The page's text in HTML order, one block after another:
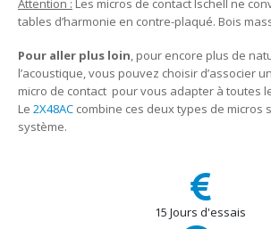
tables d’harmonie en contre-plaqué. Bois
Pour aller plus loin, pour encore plus de
l’acoustique, vous pouvez choisir d’associer
micro de contact pour vous adapter à toutes
Le 2X48AC combine ces deux types de micros
système.
15 Jours d'essais